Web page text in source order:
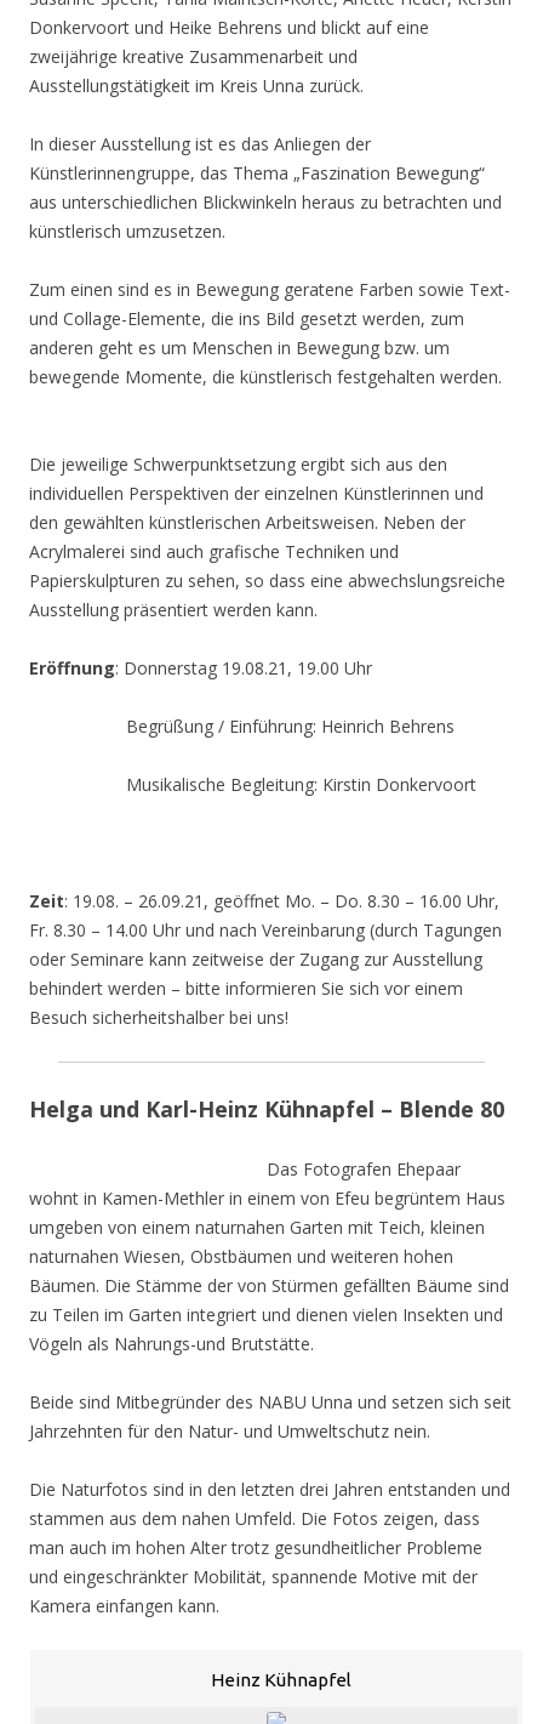
Donkervoort und Heike Behrens und blickt auf eine
zweijährige kreative Zusammenarbeit und
Ausstellungstätigkeit im Kreis Unna zurück.
In dieser Ausstellung ist es das Anliegen der
Künstlerinnengruppe, das Thema „Faszination Bewegung“
aus unterschiedlichen Blickwinkeln heraus zu betrachten und
künstlerisch umzusetzen.
Zum einen sind es in Bewegung geratene Farben sowie Text-
und Collage-Elemente, die ins Bild gesetzt werden, zum
anderen geht es um Menschen in Bewegung bzw. um
bewegende Momente, die künstlerisch festgehalten werden.
Die jeweilige Schwerpunktsetzung ergibt sich aus den
individuellen Perspektiven der einzelnen Künstlerinnen und
den gewählten künstlerischen Arbeitsweisen. Neben der
Acrylmalerei sind auch grafische Techniken und
Papierskulpturen zu sehen, so dass eine abwechslungsreiche
Ausstellung präsentiert werden kann.
Eröffnung: Donnerstag 19.08.21, 19.00 Uhr
Begrüßung / Einführung: Heinrich Behrens
Musikalische Begleitung: Kirstin Donkervoort
Zeit: 19.08. – 26.09.21, geöffnet Mo. – Do. 8.30 – 16.00 Uhr,
Fr. 8.30 – 14.00 Uhr und nach Vereinbarung (durch Tagungen
oder Seminare kann zeitweise der Zugang zur Ausstellung
behindert werden – bitte informieren Sie sich vor einem
Besuch sicherheitshalber bei uns!
Helga und Karl-Heinz Kühnapfel – Blende 80
Das Fotografen Ehepaar
wohnt in Kamen-Methler in einem von Efeu begrüntem Haus
umgeben von einem naturnahen Garten mit Teich, kleinen
naturnahen Wiesen, Obstbäumen und weiteren hohen
Bäumen. Die Stämme der von Stürmen gefällten Bäume sind
zu Teilen im Garten integriert und dienen vielen Insekten und
Vögeln als Nahrungs-und Brutstätte.
Beide sind Mitbegründer des NABU Unna und setzen sich seit
Jahrzehnten für den Natur- und Umweltschutz nein.
Die Naturfotos sind in den letzten drei Jahren entstanden und
stammen aus dem nahen Umfeld. Die Fotos zeigen, dass
man auch im hohen Alter trotz gesundheitlicher Probleme
und eingeschränkter Mobilität, spannende Motive mit der
Kamera einfangen kann.
Heinz Kühnapfel